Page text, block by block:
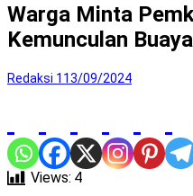
Warga Minta
Kemunculan
Redaksi 1 13/09/2024
Views: 4